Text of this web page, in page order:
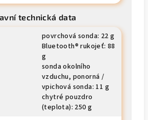
technická data
povrchová sonda: 22 g
Bluetooth® rukojeť: 88
g
sonda okolního
vzduchu, ponorná /
vpichová sonda: 11 g
chytré pouzdro
(teplota): 250 g